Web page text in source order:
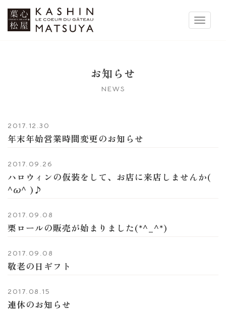
お知らせ
NEWS
2017.12.30
年末年始営業時間変更のお知らせ
2017.09.26
ハロウィンの仮装をして、お店に来店しませんか(
^ω^ )♪
2017.09.08
栗ロールの販売が始まりました(*^_^*)
2017.09.08
敬老の日ギフト
2017.08.15
連休のお知らせ